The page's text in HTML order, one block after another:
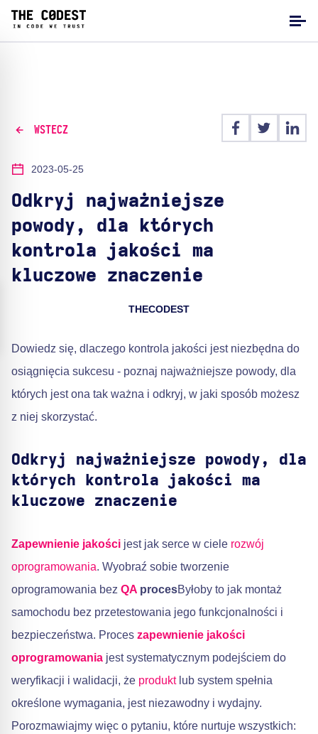
WSTECZ
2023-05-25
Odkryj najważniejsze
powody, dla których
kontrola jakości ma
kluczowe znaczenie
THECODEST
Dowiedz się, dlaczego kontrola jakości jest niezbędna do
osiągnięcia sukcesu - poznaj najważniejsze powody, dla
których jest ona tak ważna i odkryj, w jaki sposób możesz
z niej skorzystać.
Odkryj najważniejsze powody, dla
których kontrola jakości ma
kluczowe znaczenie
Zapewnienie jakości jest jak serce w ciele rozwój
oprogramowania. Wyobraź sobie tworzenie
oprogramowania bez QA procesByłoby to jak montaż
samochodu bez przetestowania jego funkcjonalności i
bezpieczeństwa. Proces zapewnienie jakości
oprogramowania jest systematycznym podejściem do
weryfikacji i walidacji, że produktlub system spełnia
określone wymagania, jest niezawodny i wydajny.
Porozmawiajmy więc o pytaniu, które nurtuje wszystkich: